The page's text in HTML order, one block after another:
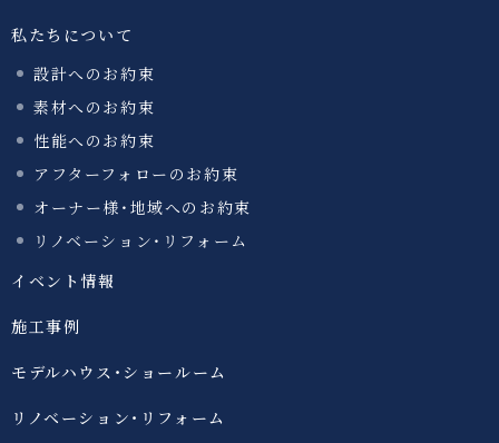
私たちについて
設計へのお約束
素材へのお約束
性能へのお約束
アフターフォローのお約束
オーナー様・地域へのお約束
リノベーション・リフォーム
イベント情報
施工事例
モデルハウス・ショールーム
リノベーション・リフォーム